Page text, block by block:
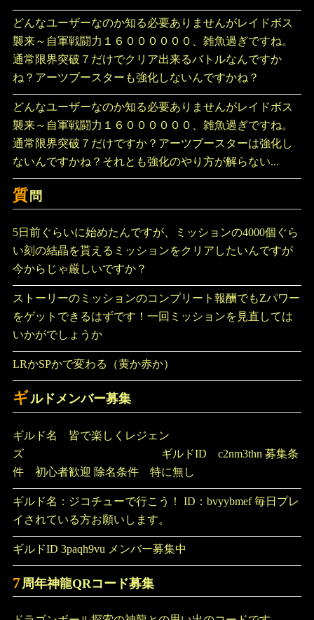
どんなユーザーなのか知る必要ありませんがレイドボス
襲来～自軍戦闘力１６００００００、雑魚過ぎですね。
通常限界突破７だけでクリア出来るバトルなんですか
ね？アーツブースターも強化しないんですかね？
どんなユーザーなのか知る必要ありませんがレイドボス
襲来～自軍戦闘力１６００００００、雑魚過ぎですね。
通常限界突破７だけですか？アーツブースターは強化し
ないんですかね？それとも強化のやり方が解らない...
質 問
5日前ぐらいに始めたんですが、ミッションの4000個ぐら
い刻の結晶を貰えるミッションをクリアしたいんですが
今からじゃ厳しいですか？
ストーリーのミッションのコンプリート報酬でもZパワー
をゲットできるはずです！一回ミッションを見直しては
いかがでしょうか
LRかSPかで変わる（黄か赤か）
ギルドメンバー募集
ギルド名 皆で楽しくレジェン
ズ ギルドID c2nm3thn 募集条
件 初心者歓迎 除名条件 特に無し
ギルド名：ジコチューで行こう！ ID：bvyybmef 毎日プレ
イされている方お願いします。
ギルドID 3paqh9vu メンバー募集中
7 周年神龍QRコード募集